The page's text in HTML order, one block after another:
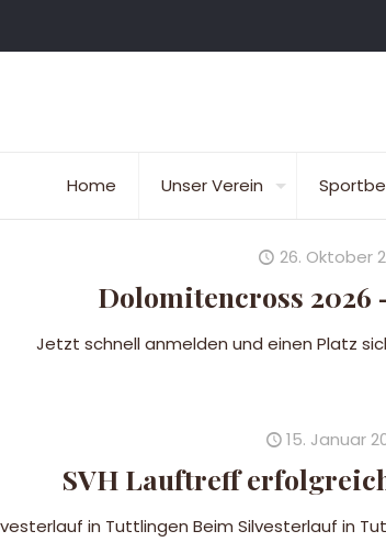
Home Unser Verein
26. Oktober
Dolomitencross 2026
Jetzt schnell anmelden und einen Platz
15. Januar
SVH Lauftreff
in Tuttlingen Beim Silvesterlauf in